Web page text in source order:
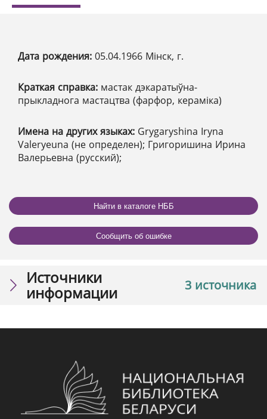
Дата рождения: 05.04.1966 Мінск, г.
Краткая справка: мастак дэкаратыўна-
прыкладнога мастацтва (фарфор, кераміка)
Имена на других языках: Grygaryshina Iryna
Valeryeuna (не определен); Григоришина Ирина
Валерьевна (русский);
Найти в каталоге НББ
Сообщить об ошибке
3 источника
Источники
информации